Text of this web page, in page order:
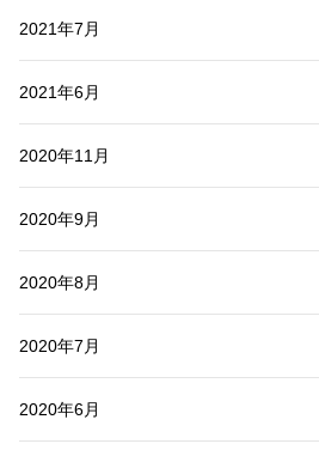
2021年7月
2021年6月
2020年11月
2020年9月
2020年8月
2020年7月
2020年6月